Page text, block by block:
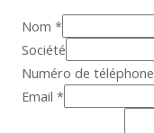
Nom *
Société
Numéro de téléphone
Email *